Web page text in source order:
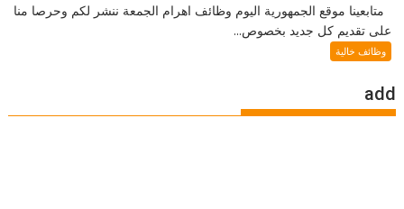
متابعينا موقع الجمهورية اليوم وظائف اهرام الجمعة ننشر لكم وحرصا منا
على تقديم كل جديد بخصوص...
وظائف خالية
add